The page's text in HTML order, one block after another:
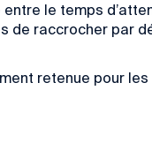
le temps
de raccrocher par
retenue pour